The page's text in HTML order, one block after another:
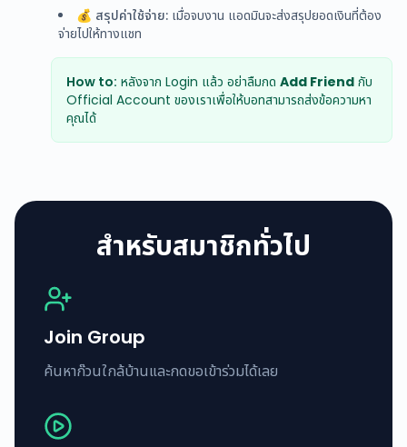
💰 สรุปค่าใช้จ่าย: เมื่อจบงาน แอดมินจะส่งสรุปยอดเงินที่ต้อง
จ่ายไปให้ทางแชท
How to: หลังจาก Login แล้ว อย่าลืมกด Add Friend กับ
Official Account ของเราเพื่อให้บอทสามารถส่งข้อความหา
คุณได้
สำหรับสมาชิกทั่วไป
Join Group
ค้นหาก๊วนใกล้บ้านและกดขอเข้าร่วมได้เลย